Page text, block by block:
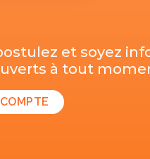
et soyez
à tout